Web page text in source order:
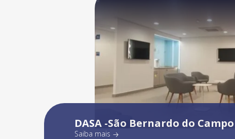
DASA -São Bernardo do Campo
Saiba mais